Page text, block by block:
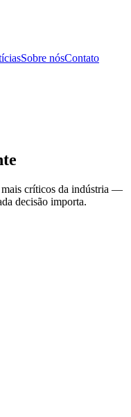
Sobre nósContato
mais críticos da indústria —
decisão importa.